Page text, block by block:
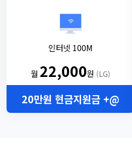
인터넷 100M
월 22,000원 (LG)
20만원 현금지원금 +@